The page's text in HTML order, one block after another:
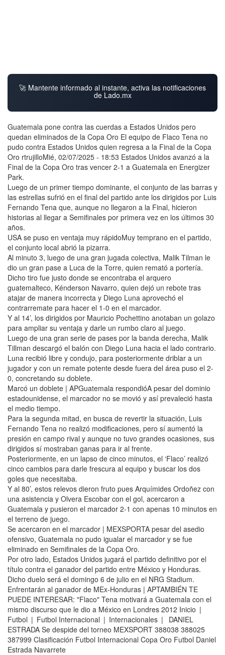
🚀 Mantente informado al instante, activa las notificaciones
de Lado.mx
Guatemala pone contra las cuerdas a Estados Unidos pero
quedan eliminados de la Copa Oro El equipo de Flaco Tena no
pudo contra Estados Unidos quien regresa a la Final de la Copa
Oro rtrujilloMié, 02/07/2025 - 18:53 Estados Unidos avanzó a la
Final de la Copa Oro tras vencer 2-1 a Guatemala en Energizer
Park.
Luego de un primer tiempo dominante, el conjunto de las barras y
las estrellas sufrió en el final del partido ante los dirigidos por Luis
Fernando Tena que, aunque no llegaron a la Final, hicieron
historias al llegar a Semifinales por primera vez en los últimos 30
años.
USA se puso en ventaja muy rápidoMuy temprano en el partido,
el conjunto local abrió la pizarra.
Al minuto 3, luego de una gran jugada colectiva, Malik Tilman le
dio un gran pase a Luca de la Torre, quien remató a portería.
Dicho tiro fue justo donde se encontraba el arquero
guatemalteco, Kénderson Navarro, quien dejó un rebote tras
atajar de manera incorrecta y Diego Luna aprovechó el
contrarremate para hacer el 1-0 en el marcador.
Y al 14’, los dirigidos por Mauricio Pochettino anotaban un golazo
para ampliar su ventaja y darle un rumbo claro al juego.
Luego de una gran serie de pases por la banda derecha, Malik
Tillman descargó el balón con Diego Luna hacia el lado contrario.
Luna recibió libre y condujo, para posteriormente driblar a un
jugador y con un remate potente desde fuera del área puso el 2-
0, concretando su doblete.
Marcó un doblete | APGuatemala respondióA pesar del dominio
estadounidense, el marcador no se movió y así prevaleció hasta
el medio tiempo.
Para la segunda mitad, en busca de revertir la situación, Luis
Fernando Tena no realizó modificaciones, pero sí aumentó la
presión en campo rival y aunque no tuvo grandes ocasiones, sus
dirigidos sí mostraban ganas para ir al frente.
Posteriormente, en un lapso de cinco minutos, el ‘Flaco’ realizó
cinco cambios para darle frescura al equipo y buscar los dos
goles que necesitaba.
Y al 80’, estos relevos dieron fruto pues Arquímides Ordoñez con
una asistencia y Olvera Escobar con el gol, acercaron a
Guatemala y pusieron el marcador 2-1 con apenas 10 minutos en
el terreno de juego.
Se acercaron en el marcador | MEXSPORTA pesar del asedio
ofensivo, Guatemala no pudo igualar el marcador y se fue
eliminado en Semifinales de la Copa Oro.
Por otro lado, Estados Unidos jugará el partido definitivo por el
título contra el ganador del partido entre México y Honduras.
Dicho duelo será el domingo 6 de julio en el NRG Stadium.
Enfrentarán al ganador de MEx-Honduras | APTAMBIÉN TE
PUEDE INTERESAR: "Flaco" Tena motivará a Guatemala con el
mismo discurso que le dio a México en Londres 2012 Inicio |
Futbol | Futbol Internacional | Internacionales | DANIEL
ESTRADA Se despide del torneo MEXSPORT 388038 388025
387999 Clasificación Futbol Internacional Copa Oro Futbol Daniel
Estrada Navarrete